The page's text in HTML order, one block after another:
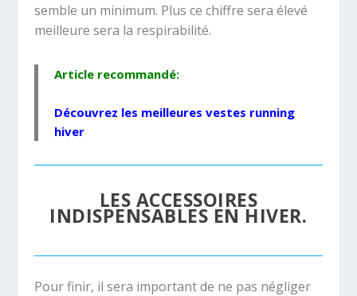
semble un minimum. Plus ce chiffre sera élevé
meilleure sera la respirabilité.
Article recommandé:
Découvrez les meilleures vestes running
hiver
LES ACCESSOIRES
INDISPENSABLES EN HIVER.
Pour finir, il sera important de ne pas négliger